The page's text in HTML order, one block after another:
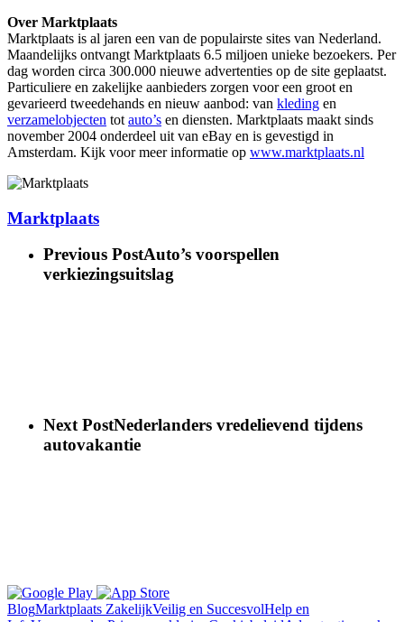
Over Marktplaats
Marktplaats is al jaren een van de populairste sites van Nederland.
Maandelijks ontvangt Marktplaats 6.5 miljoen unieke bezoekers. Per
dag worden circa 300.000 nieuwe advertenties op de site geplaatst.
Particuliere en zakelijke aanbieders zorgen voor een groot en
gevarieerd tweedehands en nieuw aanbod: van kleding en
verzamelobjecten tot auto’s en diensten. Marktplaats maakt sinds
november 2004 onderdeel uit van eBay en is gevestigd in
Amsterdam. Kijk voor meer informatie op www.marktplaats.nl
Marktplaats
Previous PostAuto’s voorspellen
verkiezingsuitslag
Next PostNederlanders vredelievend tijdens
autovakantie
BlogMarktplaats ZakelijkVeilig en SuccesvolHelp en